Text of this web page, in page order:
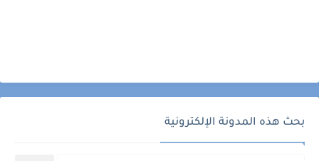
بحث هذه المدونة الإلكترونية